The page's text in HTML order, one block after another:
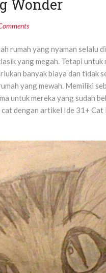
Wonder
rumah yang nyaman selalu
yang megah. Tetapi untuk
banyak biaya dan tidak
yang mewah. Memiliki
untuk mereka yang sudah
dengan artikel Ide 31+